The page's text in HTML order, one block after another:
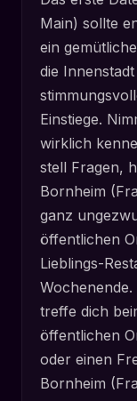
Main) sollte
ein
die
Einstiege.
wirklich
stell Fragen,
Bornheim
ganz
öffentlichen
Lieblings-
treffe dich
öffentlichen
oder einen
Bornheim